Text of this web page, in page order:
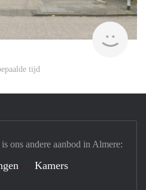
tijd
ons andere aanbod in Almere:
Kamers